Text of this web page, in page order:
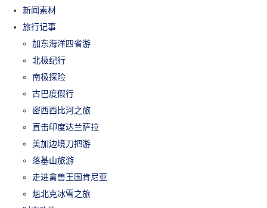
新闻素材
旅行记事
加东海洋四省游
北极纪行
南极探险
古巴度假行
密西西比河之旅
直击印度达兰萨拉
美加边境刀把游
落基山旅游
走进禽兽王国肯尼亚
魁北克冰雪之旅